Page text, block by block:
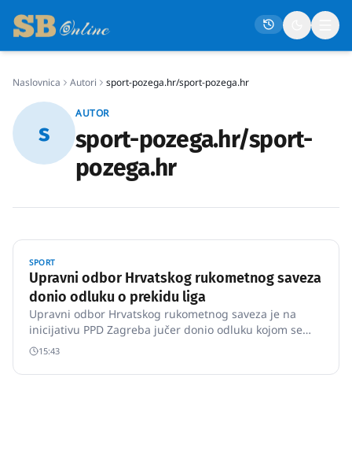
Naslovna
Društvo
Politika
Crna kronika
Sport
Kultura
Osmrtnice
Naslovnica Autori sport-pozega.hr/sport-pozega.hr
s
AUTOR
sport-pozega.hr/sport-
pozega.hr
SPORT
Upravni odbor Hrvatskog rukometnog saveza
donio odluku o prekidu liga
Upravni odbor Hrvatskog rukometnog saveza je na
inicijativu PPD Zagreba jučer donio odluku kojom se
prekidaju sva natjecanja na mjesec i pol (do sredine
svibnja) čime su izazvali val ogorčenja diljem
rukometne Hrvatske.
15:43